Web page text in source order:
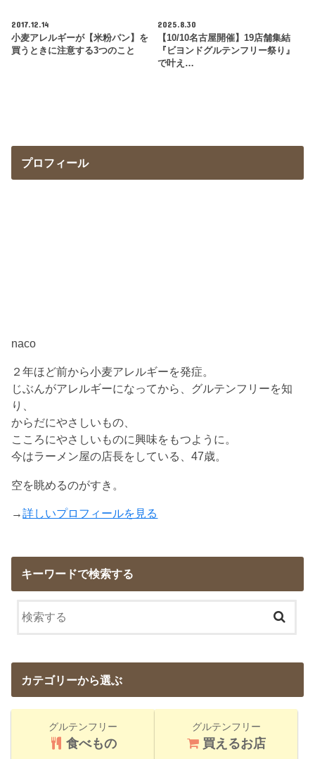
2017.12.14
小麦アレルギーが【米粉パン】を
買うときに注意する3つのこと
2025.8.30
【10/10名古屋開催】19店舗集結
『ビヨンドグルテンフリー祭り』
で叶え…
プロフィール
naco
２年ほど前から小麦アレルギーを発症。
じぶんがアレルギーになってから、グルテンフリーを知
り、
からだにやさしいもの、
こころにやさしいものに興味をもつように。
今はラーメン屋の店長をしている、47歳。
空を眺めるのがすき。
→詳しいプロフィールを見る
キーワードで検索する
カテゴリーから選ぶ
グルテンフリー
食べもの
グルテンフリー
買えるお店